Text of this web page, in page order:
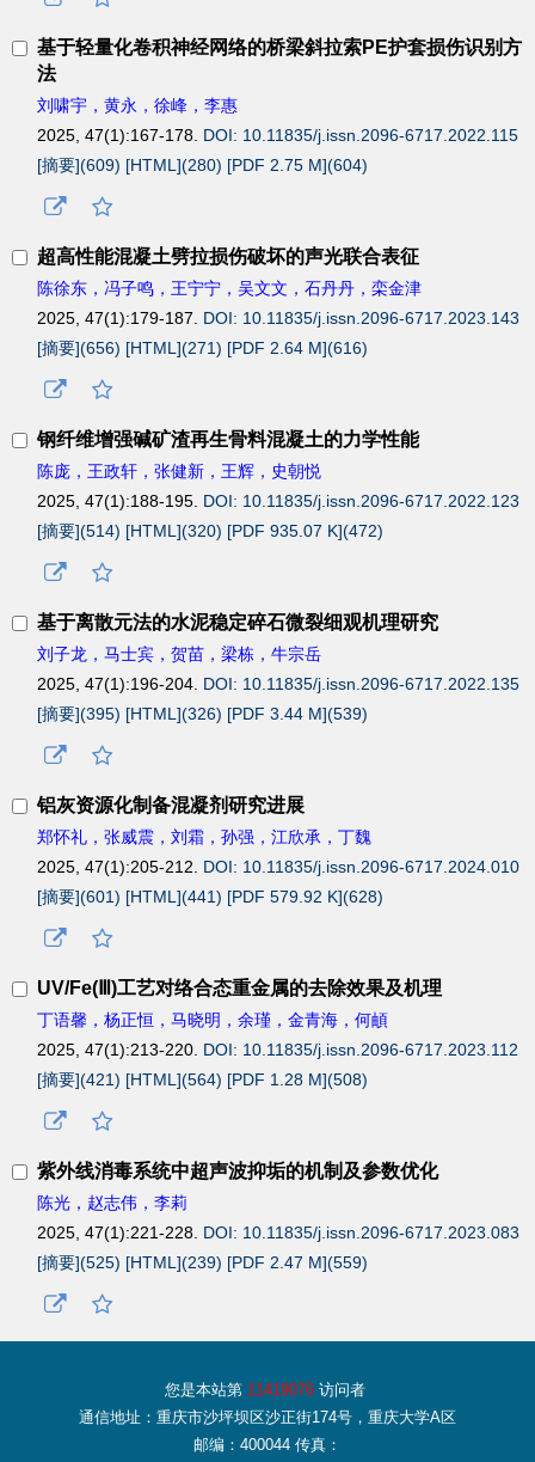
基于轻量化卷积神经网络的桥梁斜拉索PE护套损伤识别方
法
刘啸宇，黄永，徐峰，李惠
2025, 47(1):167-178. DOI: 10.11835/j.issn.2096-6717.2022.115
[摘要](609) [HTML](280) [PDF 2.75 M](604)
超高性能混凝土劈拉损伤破坏的声光联合表征
陈徐东，冯子鸣，王宁宁，吴文文，石丹丹，栾金津
2025, 47(1):179-187. DOI: 10.11835/j.issn.2096-6717.2023.143
[摘要](656) [HTML](271) [PDF 2.64 M](616)
钢纤维增强碱矿渣再生骨料混凝土的力学性能
陈庞，王政轩，张健新，王辉，史朝悦
2025, 47(1):188-195. DOI: 10.11835/j.issn.2096-6717.2022.123
[摘要](514) [HTML](320) [PDF 935.07 K](472)
基于离散元法的水泥稳定碎石微裂细观机理研究
刘子龙，马士宾，贺苗，梁栋，牛宗岳
2025, 47(1):196-204. DOI: 10.11835/j.issn.2096-6717.2022.135
[摘要](395) [HTML](326) [PDF 3.44 M](539)
铝灰资源化制备混凝剂研究进展
郑怀礼，张威震，刘霜，孙强，江欣承，丁魏
2025, 47(1):205-212. DOI: 10.11835/j.issn.2096-6717.2024.010
[摘要](601) [HTML](441) [PDF 579.92 K](628)
UV/Fe( Ⅲ)工艺对络合态重金属的去除效果及机理
丁语馨，杨正恒，马晓明，余瑾，金青海，何頔
2025, 47(1):213-220. DOI: 10.11835/j.issn.2096-6717.2023.112
[摘要](421) [HTML](564) [PDF 1.28 M](508)
紫外线消毒系统中超声波抑垢的机制及参数优化
陈光，赵志伟，李莉
2025, 47(1):221-228. DOI: 10.11835/j.issn.2096-6717.2023.083
[摘要](525) [HTML](239) [PDF 2.47 M](559)
您是本站第 11419076 访问者
通信地址：重庆市沙坪坝区沙正街174号，重庆大学A区
邮编：400044 传真：